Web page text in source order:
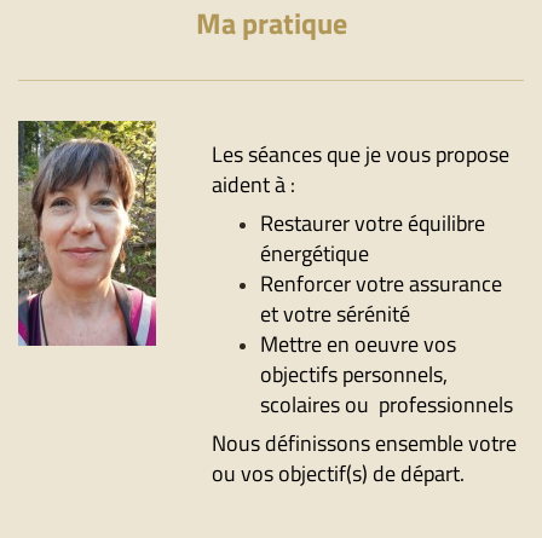
Ma pratique
Les séances que je vous propose
aident à :
Restaurer votre équilibre
énergétique
Renforcer votre assurance
et votre sérénité
Mettre en oeuvre vos
objectifs personnels,
scolaires ou professionnels
​Nous définissons ensemble votre
ou vos objectif(s) de départ.